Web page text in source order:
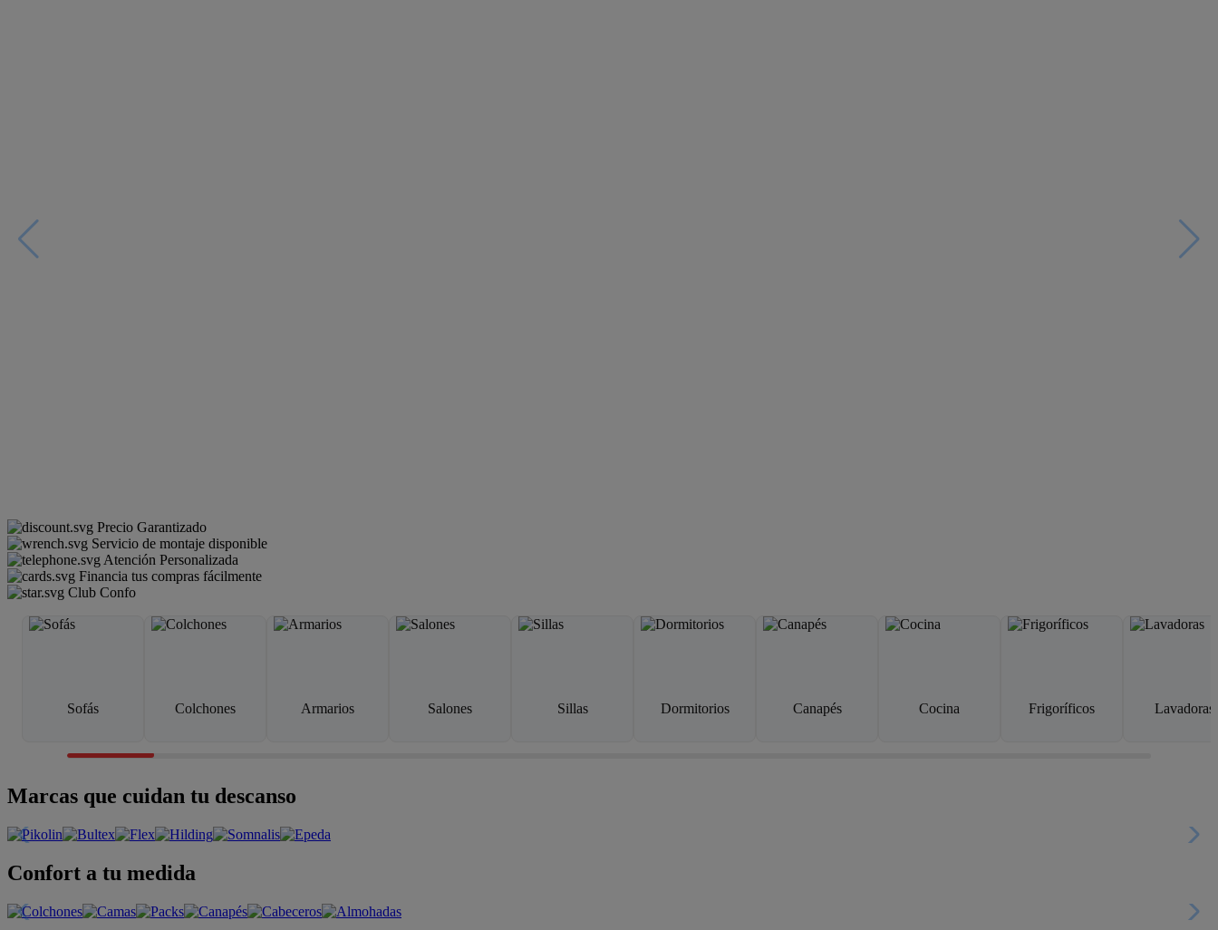
Precio Garantizado
Servicio de montaje disponible
Atención Personalizada
Financia tus compras fácilmente
Club Confo
Sofás Colchones Armarios Salones Sillas Dormitorios Canapés Cocina Frigoríficos Lavadoras
Marcas que cuidan tu descanso
Confort a tu medida